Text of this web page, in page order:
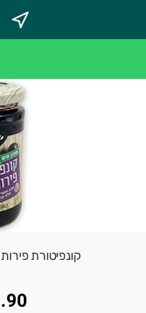
קונפיטורת פירות יער 340 גרם